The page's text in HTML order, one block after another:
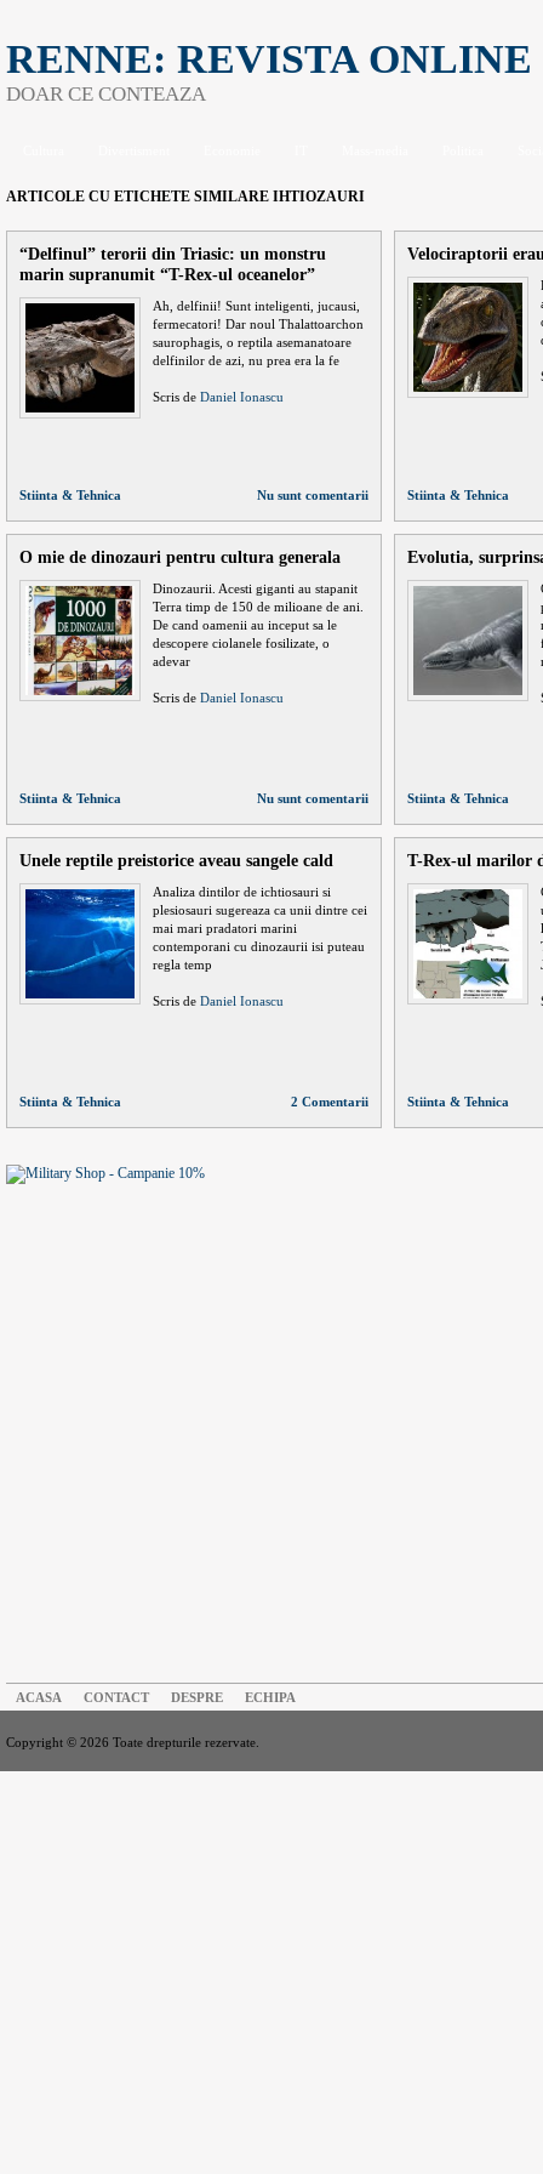
RENNE: REVISTA ONLINE
DOAR CE CONTEAZA
ARTICOLE CU ETICHETE SIMILARE IHTIOZAURI
“Delfinul” terorii din Triasic: un monstru
marin supranumit “T-Rex-ul oceanelor”
Ah, delfinii! Sunt inteligenti, jucausi,
fermecatori! Dar noul Thalattoarchon
saurophagis, o reptila asemanatoare
delfinilor de azi, nu prea era la fe
Scris de Daniel Ionascu
Stiinta & Tehnica Nu sunt comentarii
Velociraptorii
Stiinta & Tehnica
O mie de dinozauri pentru cultura generala
Dinozaurii. Acesti giganti au stapanit
Terra timp de 150 de milioane de ani.
De cand oamenii au inceput sa le
descopere ciolanele fosilizate, o
adevar
Scris de Daniel Ionascu
Stiinta & Tehnica Nu sunt comentarii
Evolutia,
Stiinta & Tehnica
Unele reptile preistorice aveau sangele cald
Analiza dintilor de ichtiosauri si
plesiosauri sugereaza ca unii dintre cei
mai mari pradatori marini
contemporani cu dinozaurii isi puteau
regla temp
Scris de Daniel Ionascu
Stiinta & Tehnica 2 Comentarii
T-Rex-ul marilor
Stiinta & Tehnica
ACASA CONTACT DESPRE ECHIPA
Copyright © 2026 Toate drepturile rezervate.